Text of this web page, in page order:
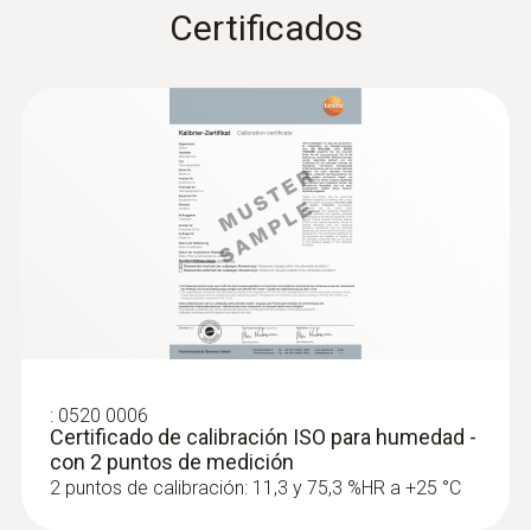
Certificados
: 0520 0006
Certificado de calibración ISO para humedad -
con 2 puntos de medición
2 puntos de calibración: 11,3 y 75,3 %HR a +25 °C